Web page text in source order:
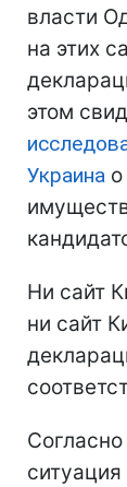
власти
на этих
этом
Украина
Ни сайт
ни сайт